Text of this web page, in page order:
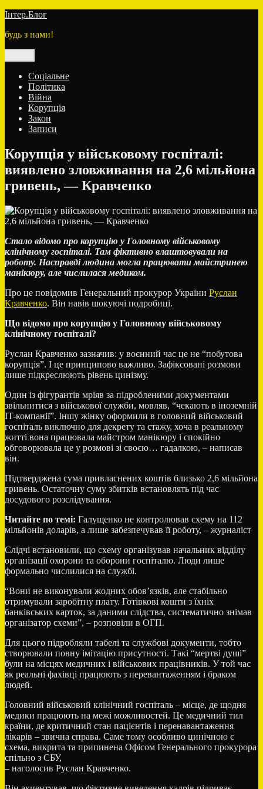
Перейти
вмісту
Інтер.Блог
будь з нами!
Соціальне
Політика
Війна
Корупція
Закон
Записи
Корупція у військовому госпіталі:
виявлено зловживання на 2,6 мільйона
гривень, — Кравченко
Стало відомо про корупцію у Головному військовому
клінічному госпіталі. Там фіктивно влаштовували на
роботу. Насправді людина могла працювати майстринею
манікюру, але числилася медиком.
Про це повідомив Генеральний прокурор України Руслан
Кравченко. Він навів шокуючі подробиці.
Що відомо про корупцію у Головному військовому
клінічному госпіталі?
Руслан Кравченко зазначив: у воєнний час це не “побутова
корупція”. І це принципово важливо. Зафіксовані розмови
лише підкреслюють рівень цинізму.
Один із фігурантів мріяв за підробленими документами
звільнитися з військової служби, мовляв, “чекають в іноземній
IT-компанії”. Іншу жінку оформили в головний військовий
госпіталь виключно для декрету та стажу, хоча в реальному
житті вона працювала майстром манікюру і спокійно
обговорювала це у розмові зі своєю… гадалкою, – написав
він.
Підтверджена сума привласнених коштів близько 2,6 мільйона
гривень. Остаточну суму збитків встановлять під час
досудового розслідування.
Читайте по темі: Галущенко не контролював схему на 112
мільйонів доларів, а лише забезпечував її роботу, – журналіст
Слідчі встановили, що схему організував начальник відділу
організації охорони та оборони госпіталю. Люди лише
формально числилися на службі.
“Вони не виконували жодних обов’язків, але стабільно
отримували заробітну плату. Готівкові кошти з їхніх
банківських карток, за даними слідства, систематично знімав
організатор схеми”, – розповіли в ОГП.
Для цього підробляли табелі та службові документи, тобто
створювали повну імітацію присутності. Такі “мертві душі”
були на місцях медичних і військових працівників. У той час
як реальні фахівці працюють з перевантаженням і браком
людей.
Головний військовий клінічний госпіталь – місце, де щодня
медики працюють на межі можливостей. Це медичний тил
країни, де критичний стан пацієнтів і перенавантаження
лікарів – звична справа. Саме тому особливо цинічною є
схема, викрита та припинена Офісом Генерального прокурора
спільно з СБУ,
– наголосив Руслан Кравченко.